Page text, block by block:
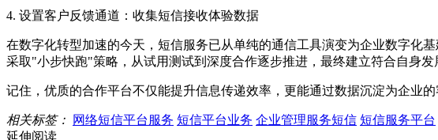
4. 设置客户反馈通道：收集短信接收体验数据
在数字化转型加速的今天，短信服务已从单纯的通信工具演变为企业数字化
采取"小步快跑"策略，从试用测试到深度合作逐步推进，最终建立符合自身发
记住，优质的合作平台不仅能提升信息传递效率，更能通过数据沉淀为企业的
相关标签： 网络短信平台服务 短信平台业务 企业管理服务短信 短信服务平台
延伸阅读